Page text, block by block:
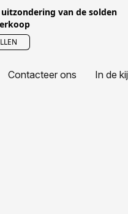
van de solden
Contacteer ons In de